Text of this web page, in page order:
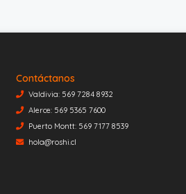
Contáctanos
Valdivia: 569 7284 8932
Alerce: 569 5365 7600
Puerto Montt: 569 7177 8539
hola@roshi.cl